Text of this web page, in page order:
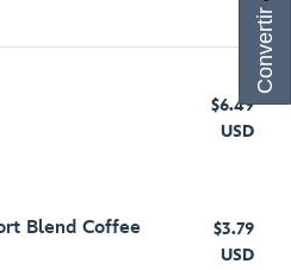
$6.49
USD
Blend Coffee
$3.79
USD
Convertir